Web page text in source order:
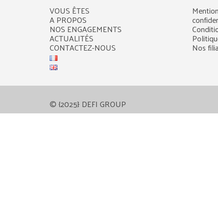
VOUS ÊTES
A PROPOS
NOS ENGAGEMENTS
ACTUALITÉS
CONTACTEZ-NOUS Nos
© {2025} DEFI GROUP